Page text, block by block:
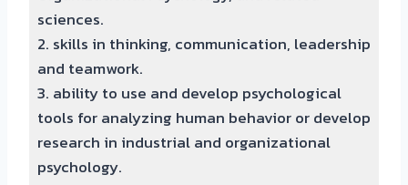
sciences.
2. skills in thinking, communication, leadership
and teamwork.
3. ability to use and develop psychological
tools for analyzing human behavior or develop
research in industrial and organizational
psychology.